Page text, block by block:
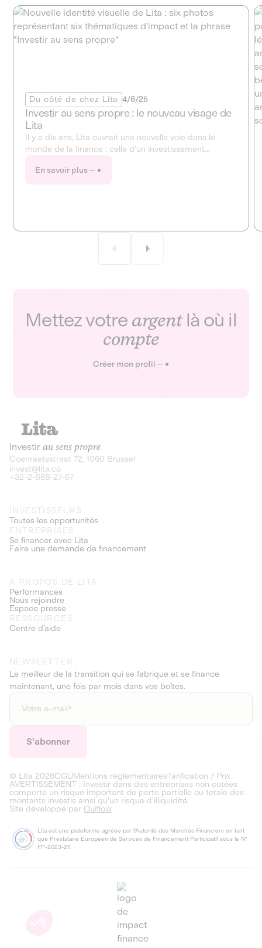
Du côté de chez Lita 4/6/25
Investir au sens propre : le nouveau visage de
Lita
Il y a dix ans, Lita ouvrait une nouvelle voie dans le
monde de la finance : celle d’un investissement
notre société. Aujourd’hui, Lita réaffirme son cap et
En savoir plus
Mettez votre argentlà où il
compte
Créer mon profil
Investir au sens propre
Coenraetsstraat 72, 1060 Brussel
invest@lita.co
+32-2-588-27-57
INVESTISSEURS
Toutes les opportunités
ENTREPRISES
Se financer avec Lita
Faire une demande de financement
À PROPOS DE LITA
Performances
Nous rejoindre
Espace presse
RESSOURCES
Centre d’aide
NEWSLETTER
Le meilleur de la transition qui se fabrique et se finance
maintenant, une fois par mois dans vos boîtes.
© Lita 2026CGUMentions règlementairesTarification / Prix
AVERTISSEMENT : Investir dans des entreprises non cotées
comporte un risque important de perte partielle ou totale des
montants investis ainsi qu'un risque d'illiquidité.
Site développé par Ouiflow
Lita est une plateforme agréée par l'Autorité des Marchés Financiers en tant
que Prestataire Européen de Services de Financement Participatif sous le N°
FP-2023-27.